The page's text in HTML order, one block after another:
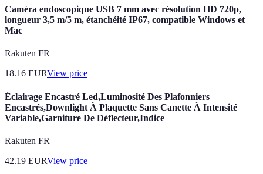
Caméra endoscopique USB 7 mm avec résolution HD 720p,
longueur 3,5 m/5 m, étanchéité IP67, compatible Windows et
Mac
Rakuten FR
18.16 EURView price
Éclairage Encastré Led,Luminosité Des Plafonniers
Encastrés,Downlight À Plaquette Sans Canette À Intensité
Variable,Garniture De Déflecteur,Indice
Rakuten FR
42.19 EURView price